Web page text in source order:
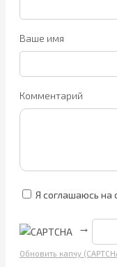
Ваше имя
Комментарий
Я соглашаюсь на
→
Обновить капчу